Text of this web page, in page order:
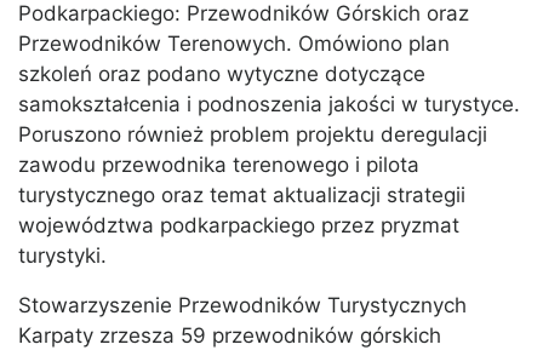
Podkarpackiego: Przewodników Górskich oraz
Przewodników Terenowych. Omówiono plan
szkoleń oraz podano wytyczne dotyczące
samokształcenia i podnoszenia jakości w turystyce.
Poruszono również problem projektu deregulacji
zawodu przewodnika terenowego i pilota
turystycznego oraz temat aktualizacji strategii
województwa podkarpackiego przez pryzmat
turystyki.
Stowarzyszenie Przewodników Turystycznych
Karpaty zrzesza 59 przewodników górskich